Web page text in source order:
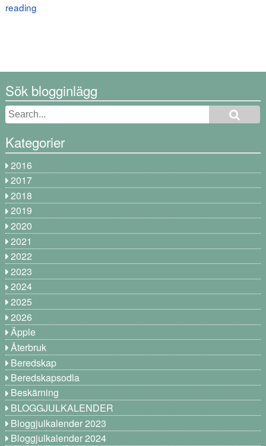
reading
Sök blogginlägg
Kategorier
2016
2017
2018
2019
2020
2021
2022
2023
2024
2025
2026
Äpple
Återbruk
Beredskap
Beredskapsodla
Beskärning
BLOGGJULKALENDER
Bloggjulkalender 2023
Bloggjulkalender 2024